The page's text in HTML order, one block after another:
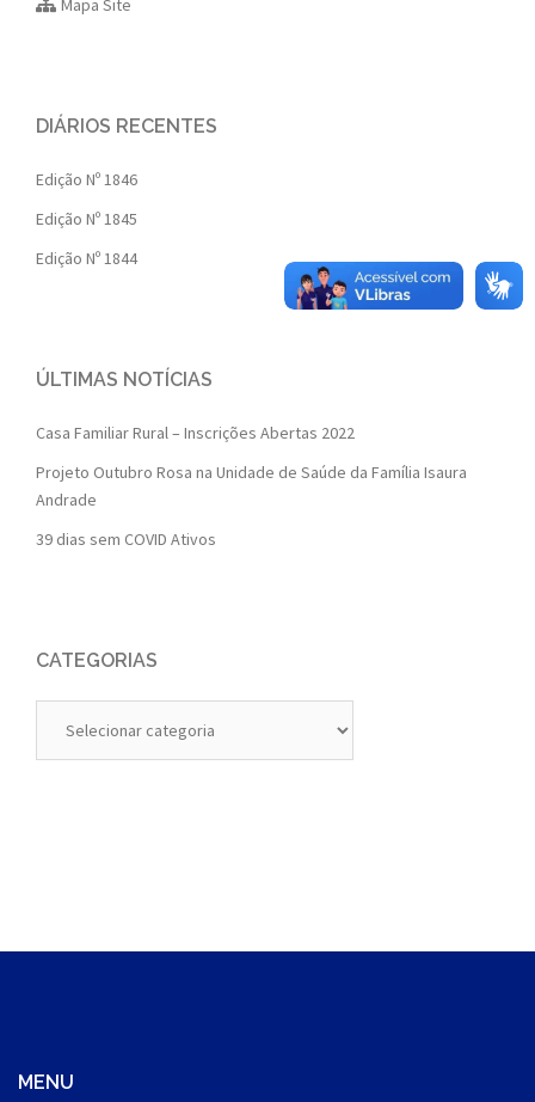
Mapa Site
DIÁRIOS RECENTES
Edição Nº 1846
Edição Nº 1845
Edição Nº 1844
ÚLTIMAS NOTÍCIAS
Casa Familiar Rural – Inscrições Abertas 2022
Projeto Outubro Rosa na Unidade de Saúde da Família Isaura
Andrade
39 dias sem COVID Ativos
CATEGORIAS
MENU